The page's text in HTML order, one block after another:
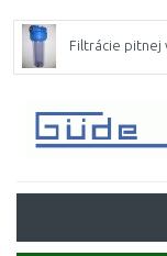
Filtrácie pitnej